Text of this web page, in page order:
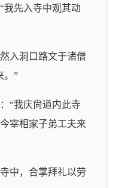
我先入寺中观其动
入洞口路文于诸僧
。”
“我庆尙道内此寺
宰相家子弟工夫来
中，合掌拜礼以劳